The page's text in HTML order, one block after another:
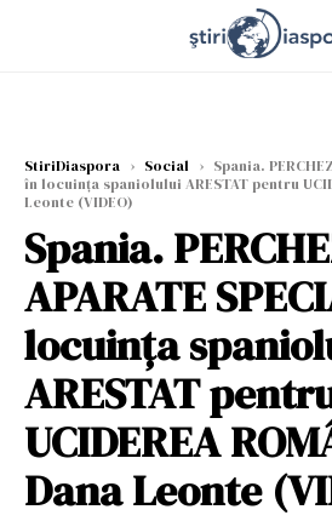
StiriDiaspora › Social › Spania.
în locuința spaniolului ARESTAT pentru
Leonte (VIDEO)
Spania.
APARATE
locuința
ARESTAT
UCIDEREA
Dana Leonte